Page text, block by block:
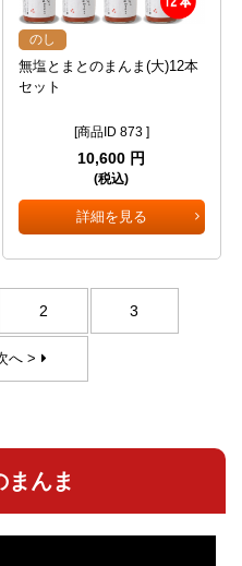
のし
無塩とまとのまんま(大)12本
セット
[商品ID 873 ]
10,600 円
(税込)
詳細を見る
2 3
へ >
まんま